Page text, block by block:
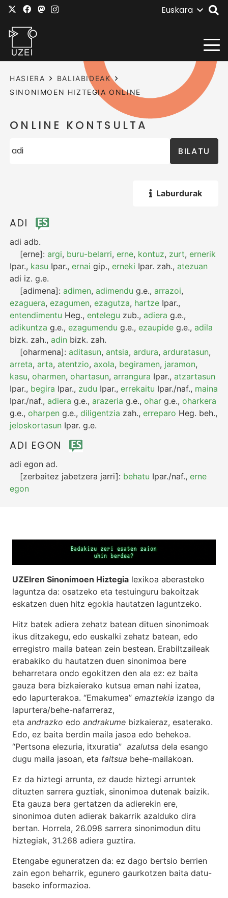
Euskara
HASIERA
BALIABIDEAK
SINONIMOEN HIZTEGIA ONLINE
ONLINE KONTSULTA
BILATU
Laburdurak
ADI
adi adb.
[erne]:argi, buru-belarri,erne, kontuz, zurt,ernerik
Ipar., kasu Ipar.,ernai gip.,erneki Ipar. zah.,atezuan
adi iz. g.e.
[adimena]:adimen,adimendu g.e.,arrazoi,
ezaguera,ezagumen,ezagutza, hartze Ipar.,
entendimentu Heg.,entelegu zub.,adiera g.e.,
adikuntza g.e.,ezagumendu g.e.,ezaupide g.e.,adila
bizk. zah.,adin bizk. zah.
[oharmena]:aditasun,antsia,ardura,arduratasun,
arreta,arta,atentzio,axola, begiramen, jaramon,
kasu,oharmen,ohartasun,arrangura Ipar.,atzartasun
Ipar., begira Ipar., zudu Ipar.,errekaitu Ipar./naf., maina
Ipar./naf.,adiera g.e.,arazeria g.e.,ohar g.e.,oharkera
g.e.,oharpen g.e.,diligentzia zah.,erreparo Heg. beh.,
jeloskortasun Ipar. g.e.
ADI EGON
adi egon ad.
[zerbaitez jabetzera jarri]: behatu Ipar./naf.,erne
egon
UZEIren Sinonimoen Hiztegia lexikoa aberasteko
laguntza da: osatzeko eta testuinguru bakoitzak
eskatzen duen hitz egokia hautatzen laguntzeko.
Hitz batek adiera zehatz batean dituen sinonimoak
ikus ditzakegu, edo euskalki zehatz batean, edo
erregistro maila batean zein bestean. Erabiltzaileak
erabakiko du hautatzen duen sinonimoa bere
beharretara ondo egokitzen den ala ez: ez baita
gauza bera bizkaierako kutsua eman nahi izatea,
edo lapurterakoa. “Emakumea” emaztekia izango da
lapurtera/behe-nafarreraz,
eta andrazko edo andrakume bizkaieraz, esaterako.
Edo, ez baita berdin maila jasoa edo behekoa.
“Pertsona elezuria, itxuratia” azalutsa dela esango
dugu maila jasoan, eta faltsua behe-mailakoan.
Ez da hiztegi arrunta, ez daude hiztegi arruntek
dituzten sarrera guztiak, sinonimoa dutenak baizik.
Eta gauza bera gertatzen da adierekin ere,
sinonimoa duten adierak bakarrik azalduko dira
bertan. Horrela, 26.098 sarrera sinonimodun ditu
hiztegiak, 31.268 adiera guztira.
Etengabe eguneratzen da: ez dago bertsio berrien
zain egon beharrik, egunero gaurkotzen baita datu-
baseko informazioa.